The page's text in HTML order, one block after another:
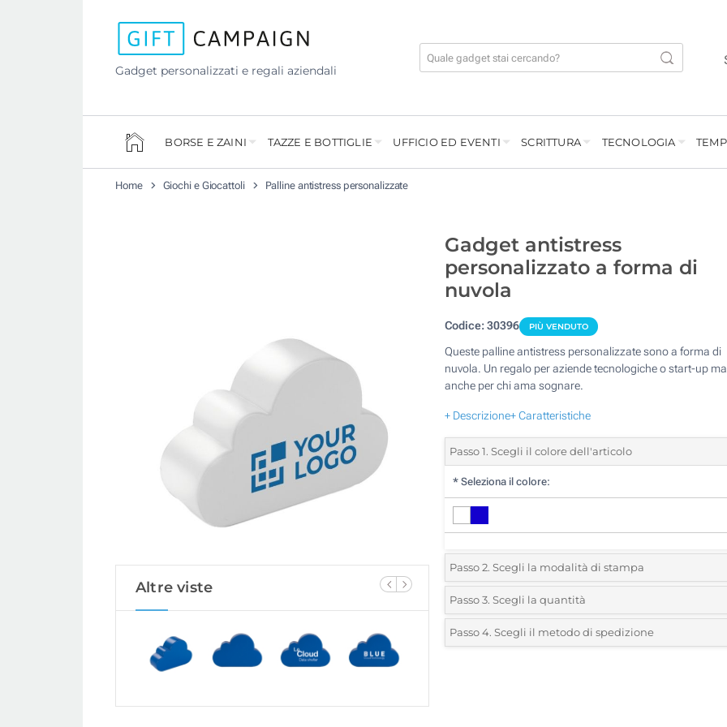
Gadget personalizzati e regali aziendali
BORSE E ZAINI TAZZE E BOTTIGLIE UFFICIO ED EVENTI SCRITTURA TECNOLOGIA
Home Giochi e Giocattoli Palline antistress personalizzate
Altre viste
Gadget antistress
personalizzato a forma di
nuvola
Codice: 30396 PIÙ VENDUTO
Queste palline antistress personalizzate sono a forma di
nuvola. Un regalo per aziende tecnologiche o start-up ma
anche per chi ama sognare.
+ Descrizione+ Caratteristiche
Passo 1. Scegli il colore dell'articolo
* Seleziona il colore:
Passo 2. Scegli la modalità di stampa
*Seleziona la posizione di stampa e il colore del vostro
1 Colore (Su un lato)
Passo 3. Scegli la quantità
*Quantità desiderata:
Passo 4. Scegli il metodo di spedizione